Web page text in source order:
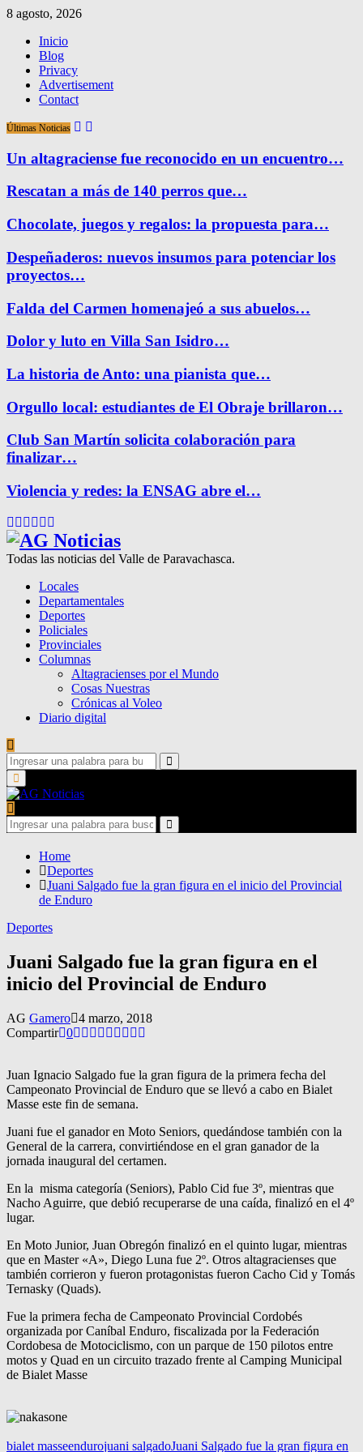
8 agosto, 2026
Inicio
Blog
Privacy
Advertisement
Contact
Últimas Noticias
Un altagraciense fue reconocido en un encuentro…
Rescatan a más de 140 perros que…
Chocolate, juegos y regalos: la propuesta para…
Despeñaderos: nuevos insumos para potenciar los
proyectos…
Falda del Carmen homenajeó a sus abuelos…
Dolor y luto en Villa San Isidro…
La historia de Anto: una pianista que…
Orgullo local: estudiantes de El Obraje brillaron…
Club San Martín solicita colaboración para
finalizar…
Violencia y redes: la ENSAG abre el…
Facebook
Twitter
Instagram
Pinterest
Google
Todas las noticias del Valle de Paravachasca.
Locales
Departamentales
Deportes
Policiales
Provinciales
Columnas
Altagracienses por el Mundo
Cosas Nuestras
Crónicas al Voleo
Diario digital
Search
for:
Search
Primary
Menu
Search
for:
Search
Home
Deportes
Juani Salgado fue la gran figura en el inicio del Provincial
de Enduro
Deportes
Juani Salgado fue la gran figura en el
inicio del Provincial de Enduro
AG Gamero 4 marzo, 2018
Compartir 0
Juan Ignacio Salgado fue la gran figura de la primera fecha del
Campeonato Provincial de Enduro que se llevó a cabo en Bialet
Masse este fin de semana.
Juani fue el ganador en Moto Seniors, quedándose también con la
General de la carrera, convirtiéndose en el gran ganador de la
jornada inaugural del certamen.
En la misma categoría (Seniors), Pablo Cid fue 3º, mientras que
Nacho Aguirre, que debió recuperarse de una caída, finalizó en el 4º
lugar.
En Moto Junior, Juan Obregón finalizó en el quinto lugar, mientras
que en Master «A», Diego Luna fue 2º. Otros altagracienses que
también corrieron y fueron protagonistas fueron Cacho Cid y Tomás
Ternasky (Quads).
Fue la primera fecha de Campeonato Provincial Cordobés
organizada por Caníbal Enduro, fiscalizada por la Federación
Cordobesa de Motociclismo, con un parque de 150 pilotos entre
motos y Quad en un circuito trazado frente al Camping Municipal
de Bialet Masse
bialet masseendurojuani salgadoJuani Salgado fue la gran figura en